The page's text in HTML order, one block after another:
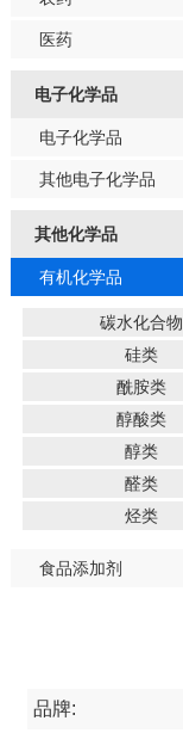
医药
电子化学品
电子化学品
其他电子化学品
其他化学品
有机化学品
碳水化合物
硅类
酰胺类
醇酸类
醇类
醛类
烃类
食品添加剂
品牌: